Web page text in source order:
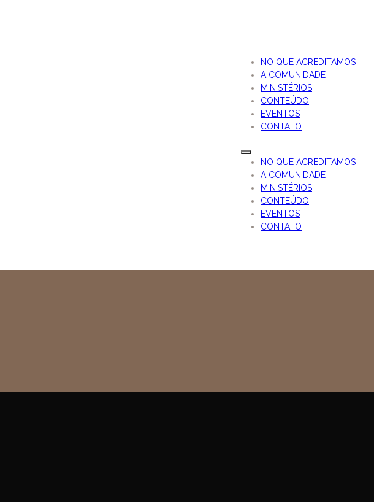
NO QUE ACREDITAMOS
A COMUNIDADE
MINISTÉRIOS
CONTEÚDO
EVENTOS
CONTATO
NO QUE ACREDITAMOS
A COMUNIDADE
MINISTÉRIOS
CONTEÚDO
EVENTOS
CONTATO